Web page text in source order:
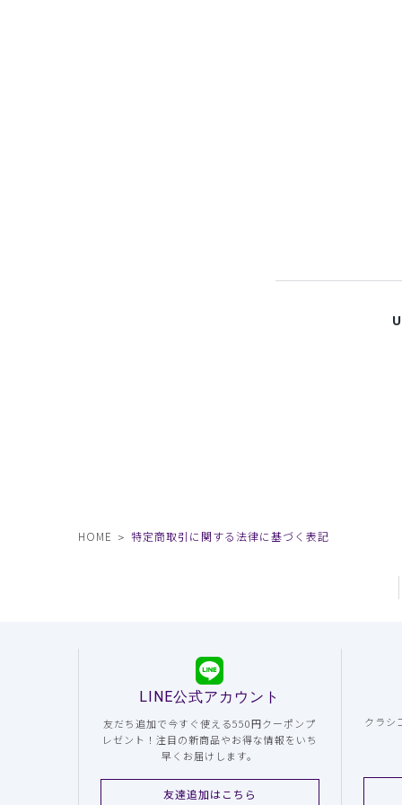
HOME 特定商取引に関する法律に基づく表記
LINE公式アカウント
友だち追加で今すぐ使える550円クーポンプ
レゼント！注目の新商品やお得な情報をいち
早くお届けします。
友達追加はこちら
クラシ